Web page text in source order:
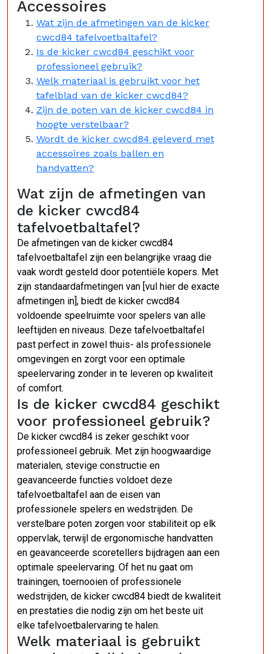
Accessoires
Wat zijn de afmetingen van de kicker
cwcd84 tafelvoetbaltafel?
Is de kicker cwcd84 geschikt voor
professioneel gebruik?
Welk materiaal is gebruikt voor het
tafelblad van de kicker cwcd84?
Zijn de poten van de kicker cwcd84 in
hoogte verstelbaar?
Wordt de kicker cwcd84 geleverd met
accessoires zoals ballen en
handvatten?
Wat zijn de afmetingen van
de kicker cwcd84
tafelvoetbaltafel?
De afmetingen van de kicker cwcd84
tafelvoetbaltafel zijn een belangrijke vraag die
vaak wordt gesteld door potentiële kopers. Met
zijn standaardafmetingen van [vul hier de exacte
afmetingen in], biedt de kicker cwcd84
voldoende speelruimte voor spelers van alle
leeftijden en niveaus. Deze tafelvoetbaltafel
past perfect in zowel thuis- als professionele
omgevingen en zorgt voor een optimale
speelervaring zonder in te leveren op kwaliteit
of comfort.
Is de kicker cwcd84 geschikt
voor professioneel gebruik?
De kicker cwcd84 is zeker geschikt voor
professioneel gebruik. Met zijn hoogwaardige
materialen, stevige constructie en
geavanceerde functies voldoet deze
tafelvoetbaltafel aan de eisen van
professionele spelers en wedstrijden. De
verstelbare poten zorgen voor stabiliteit op elk
oppervlak, terwijl de ergonomische handvatten
en geavanceerde scoretellers bijdragen aan een
optimale speelervaring. Of het nu gaat om
trainingen, toernooien of professionele
wedstrijden, de kicker cwcd84 biedt de kwaliteit
en prestaties die nodig zijn om het beste uit
elke tafelvoetbalervaring te halen.
Welk materiaal is gebruikt